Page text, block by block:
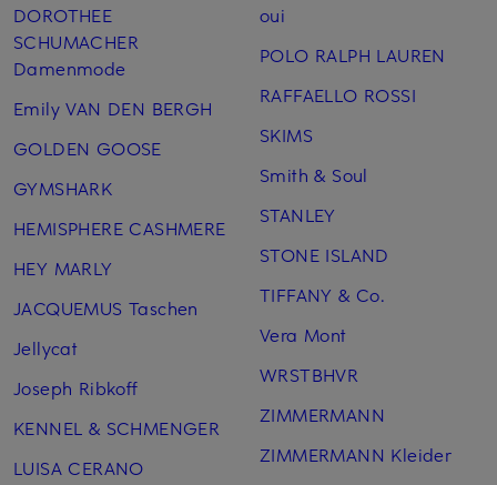
DOROTHEE
SCHUMACHER
Damenmode
Emily VAN DEN BERGH
GOLDEN GOOSE
GYMSHARK
HEMISPHERE CASHMERE
HEY MARLY
JACQUEMUS Taschen
Jellycat
Joseph Ribkoff
KENNEL & SCHMENGER
LUISA CERANO
oui
POLO RALPH LAUREN
RAFFAELLO ROSSI
SKIMS
Smith & Soul
STANLEY
STONE ISLAND
TIFFANY & Co.
Vera Mont
WRSTBHVR
ZIMMERMANN
ZIMMERMANN Kleider